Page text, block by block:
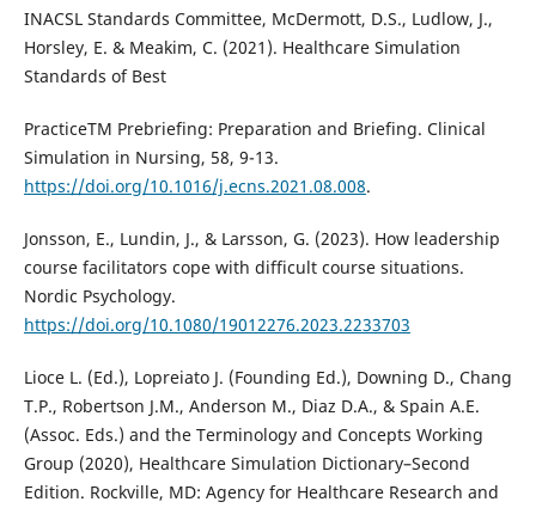
INACSL Standards Committee, McDermott, D.S., Ludlow, J.,
Horsley, E. & Meakim, C. (2021). Healthcare Simulation
Standards of Best
PracticeTM Prebriefing: Preparation and Briefing. Clinical
Simulation in Nursing, 58, 9-13.
https://doi.org/10.1016/j.ecns.2021.08.008.
Jonsson, E., Lundin, J., & Larsson, G. (2023). How leadership
course facilitators cope with difficult course situations.
Nordic Psychology.
https://doi.org/10.1080/19012276.2023.2233703
Lioce L. (Ed.), Lopreiato J. (Founding Ed.), Downing D., Chang
T.P., Robertson J.M., Anderson M., Diaz D.A., & Spain A.E.
(Assoc. Eds.) and the Terminology and Concepts Working
Group (2020), Healthcare Simulation Dictionary–Second
Edition. Rockville, MD: Agency for Healthcare Research and